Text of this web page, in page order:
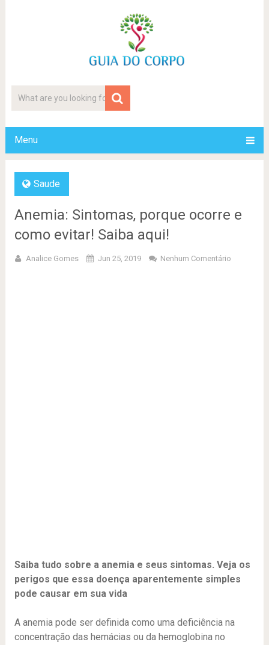
Menu
Saude
Anemia: Sintomas, porque ocorre e
como evitar! Saiba aqui!
Analice Gomes Jun 25, 2019 Nenhum Comentário
Saiba tudo sobre a anemia e seus sintomas. Veja os
perigos que essa doença aparentemente simples
pode causar em sua vida
A anemia pode ser definida como uma deficiência na
concentração das hemácias ou da hemoglobina no